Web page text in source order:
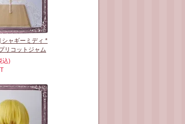
シャギーミディ *
リコットジャム
込)